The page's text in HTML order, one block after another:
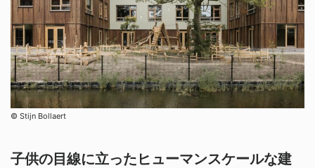
©︎ Stijn Bollaert
子供の目線に立ったヒューマンスケールな建